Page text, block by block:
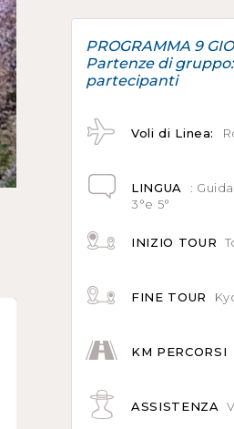
PROGRAMMA 9
Partenze di
partecipanti
Voli di Linea:
LINGUA
:
3°e 5°
INIZIO TOUR
FINE TOUR
KM PERCORSI
ASSISTENZA